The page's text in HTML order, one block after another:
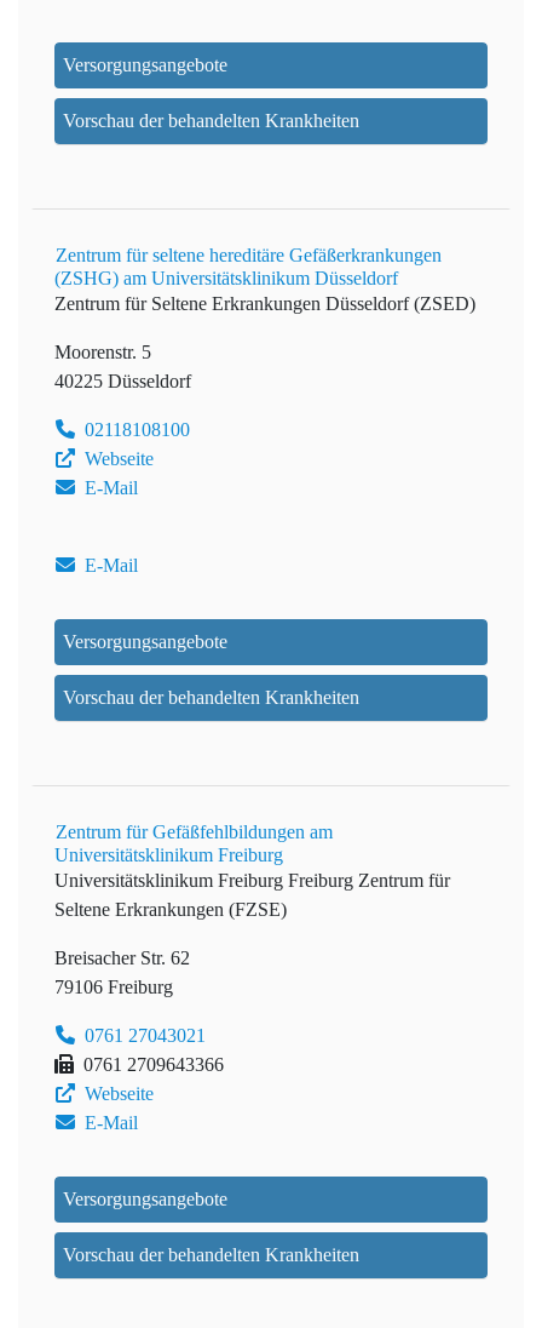
Versorgungsangebote
Vorschau der behandelten Krankheiten
Zentrum für seltene hereditäre Gefäßerkrankungen
(ZSHG) am Universitätsklinikum Düsseldorf
Zentrum für Seltene Erkrankungen Düsseldorf (ZSED)
Moorenstr. 5
40225 Düsseldorf
02118108100
Webseite
E-Mail
E-Mail
Versorgungsangebote
Vorschau der behandelten Krankheiten
Zentrum für Gefäßfehlbildungen am
Universitätsklinikum Freiburg
Universitätsklinikum Freiburg Freiburg Zentrum für
Seltene Erkrankungen (FZSE)
Breisacher Str. 62
79106 Freiburg
0761 27043021
0761 2709643366
Webseite
E-Mail
Versorgungsangebote
Vorschau der behandelten Krankheiten